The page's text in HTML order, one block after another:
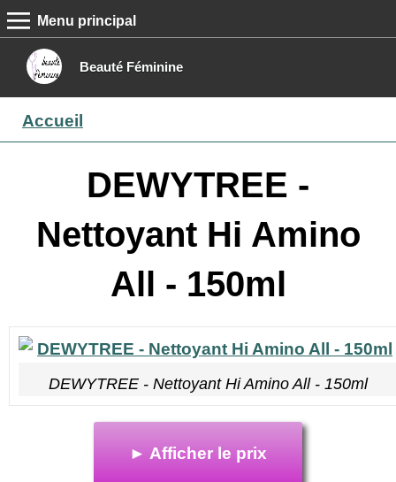
Beauté Féminine
MENU PRINCIPAL
Menu principal
Boutique
Contact
Accueil
DEWYTREE -
Nettoyant Hi Amino
All - 150ml
DEWYTREE - Nettoyant Hi Amino All - 150ml
► Afficher le prix